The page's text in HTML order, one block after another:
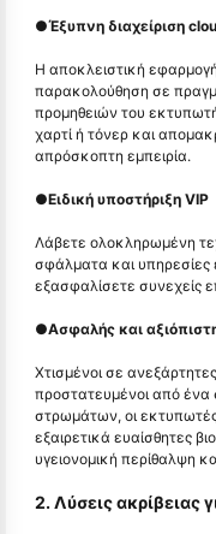
●Έξυπνη διαχείριση
Η αποκλειστική
παρακολούθηση σε
προμηθειών του
χαρτί ή τόνερ και
απρόσκοπτη εμπειρία.
●Ειδική υποστήριξη VIP
Λάβετε ολοκληρωμένη
σφάλματα και
εξασφαλίσετε συνεχείς
●Ασφαλής και
Χτισμένοι σε
προστατευμένοι από
στρωμάτων, οι εκτυπωτές
εξαιρετικά ευαίσθητες
υγειονομική περίθαλψη
2. Λύσεις ακρίβειας